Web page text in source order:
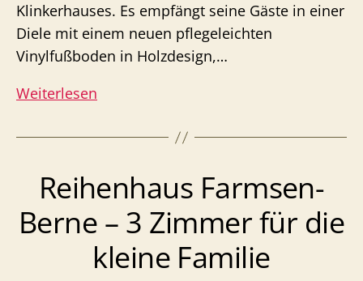
Klinkerhauses. Es empfängt seine Gäste in einer
Diele mit einem neuen pflegeleichten
Vinylfußboden in Holzdesign,…
Weiterlesen
charmantes
zu
Reihenhaus Farmsen-
Berne – 3 Zimmer für die
kleine Familie